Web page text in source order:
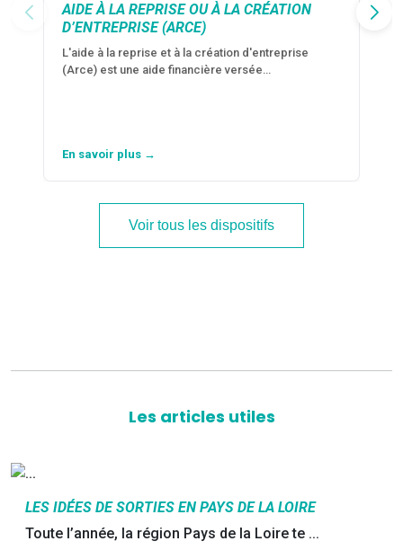
AIDE À LA REPRISE OU À LA CRÉATION
D’ENTREPRISE (ARCE)
L'aide à la reprise et à la création d'entreprise
(Arce) est une aide financière versée…
En savoir plus →
Voir tous les dispositifs
Les articles utiles
LES IDÉES DE SORTIES EN PAYS DE LA LOIRE
Toute l’année, la région Pays de la Loire te ...